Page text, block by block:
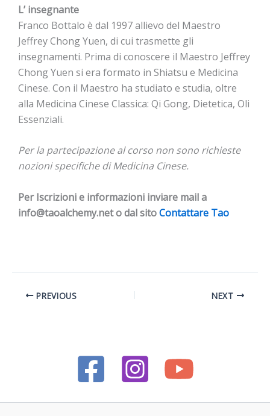
L’ insegnante
Franco Bottalo è dal 1997 allievo del Maestro
Jeffrey Chong Yuen, di cui trasmette gli
insegnamenti. Prima di conoscere il Maestro Jeffrey
Chong Yuen si era formato in Shiatsu e Medicina
Cinese. Con il Maestro ha studiato e studia, oltre
alla Medicina Cinese Classica: Qi Gong, Dietetica, Oli
Essenziali.
Per la partecipazione al corso non sono richieste
nozioni specifiche di Medicina Cinese.
Per Iscrizioni e informazioni inviare mail a
info@taoalchemy.net o dal sitoContattare Tao
PREVIOUS NEXT